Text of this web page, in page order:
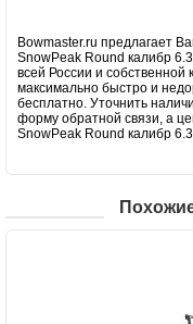
Bowmaster.ru предлагает
SnowPeak Round калибр
всей России и собственной
максимально быстро и
бесплатно. Уточнить
форму обратной связи, а
SnowPeak Round калибр